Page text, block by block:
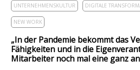
UNTERNEHMENSKULTUR DIGITALE
NEW WORK
„In der Pandemie bekommt das
Fähigkeiten und in die
Mitarbeiter noch mal eine ganz